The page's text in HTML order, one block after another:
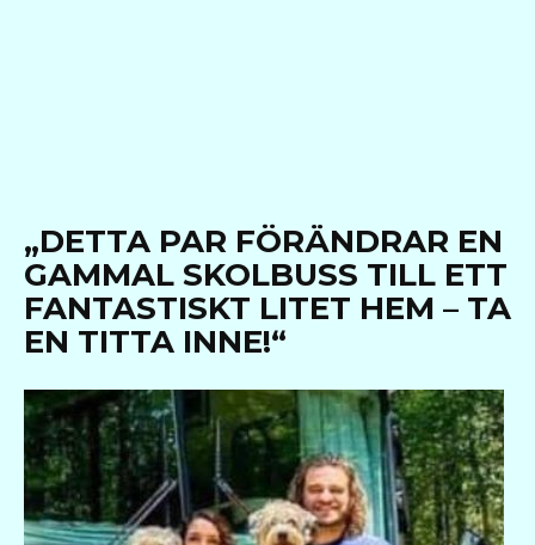
„DETTA PAR FÖRÄNDRAR EN
GAMMAL SKOLBUSS TILL ETT
FANTASTISKT LITET HEM – TA
EN TITTA INNE!“